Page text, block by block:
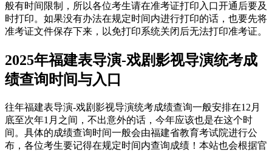
般有时间限制，所以各位考生请在准考证打印入口开通后要及
时打印。如果没有办法在规定时间内进行打印的话，也要先将
准考证文件保存下来，以免打印系统关闭后无法打印准考证。
2025年福建表导演-戏剧影视导演统考成
绩查询时间与入口
往年福建表导演-戏剧影视导演统考成绩查询一般安排在12月
底至次年1月之间，不出意外的话，今年应该也是在这个时
间。具体的成绩查询时间一般会由福建省教育考试院进行公
布，各位考生要记得在规定时间内查询成绩！本站也会根据官